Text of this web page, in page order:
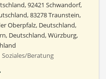
92421 Schwandorf,
83278 Traunstein,
Oberpfalz, Deutschland,
Deutschland, Würzburg,
Beratung